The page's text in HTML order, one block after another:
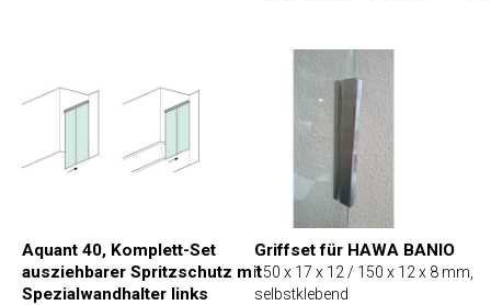
Aquant 40, Komplett-Set
ausziehbarer Spritzschutz mit
Spezialwandhalter links
Griffset für HAWA BANIO
150 x 17 x 12 / 150 x 12 x 8 mm,
selbstklebend